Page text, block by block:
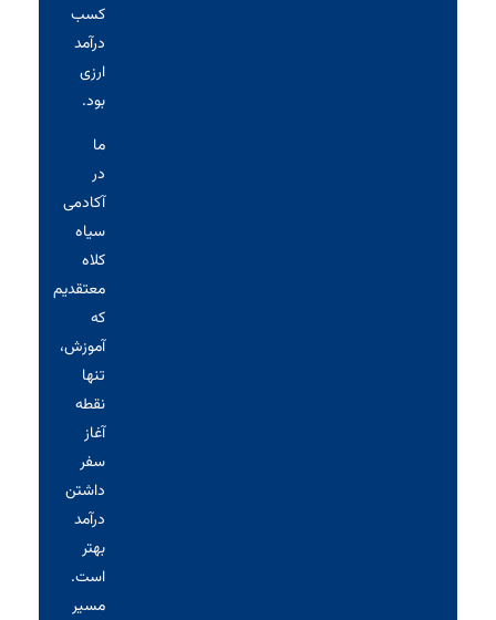
کسب
درآمد
ارزی
بود.
ما
در
آکادمی
سیاه‌
کلاه
معتقدیم
که
آموزش،
تنها
نقطه
آغاز
سفر
داشتن
درآمد
بهتر
است.
مسیر